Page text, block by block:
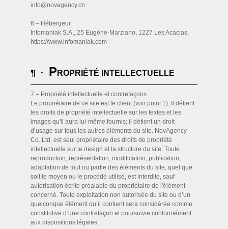
info@novagency.ch
6 – Hébergeur
Infomaniak S.A., 25 Eugène-Marziano, 1227 Les Acacias,
https://www.infomaniak.com
¶ · PROPRIÉTÉ INTELLECTUELLE
7 – Propriété intellectuelle et contrefaçons
Le propriétaire de ce site est le client (voir point 1). Il détient
les droits de propriété intellectuelle sur les textes et les
images qu'il aura lui-même fournis; il détient un droit
d’usage sur tous les autres éléments du site. NovAgency
Co.,Ltd. est seul propriétaire des droits de propriété
intellectuelle sur le design et la structure du site. Toute
reproduction, représentation, modification, publication,
adaptation de tout ou partie des éléments du site, quel que
soit le moyen ou le procédé utilisé, est interdite, sauf
autorisation écrite préalable du propriétaire de l'élément
concerné. Toute exploitation non autorisée du site ou d’un
quelconque élément qu’il contient sera considérée comme
constitutive d’une contrefaçon et poursuivie conformément
aux dispositions légales.